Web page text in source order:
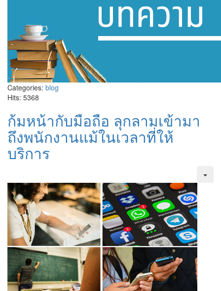
Categories: blog
Hits: 5368
ก้มหน้ากับมือถือ ลุกลามเข้ามา
ถึงพนักงานแม้ในเวลาที่ให้
บริการ